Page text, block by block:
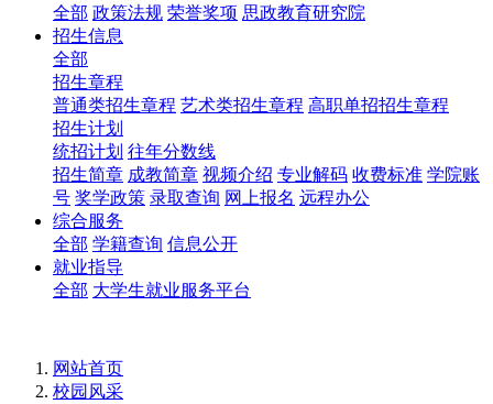
全部 政策法规 荣誉奖项 思政教育研究院
招生信息
全部
招生章程
普通类招生章程 艺术类招生章程 高职单招招生章程
招生计划
统招计划 往年分数线
招生简章 成教简章 视频介绍 专业解码 收费标准 学院账
号 奖学政策 录取查询 网上报名 远程办公
综合服务
全部 学籍查询 信息公开
就业指导
全部 大学生就业服务平台
网站首页
校园风采